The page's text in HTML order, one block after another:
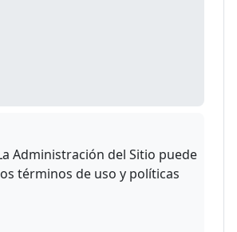
Administración del Sitio puede
términos de uso y políticas